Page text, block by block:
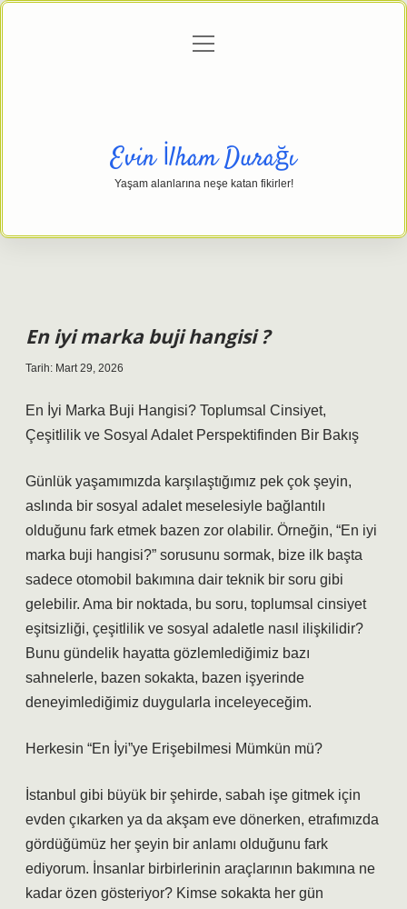
Gizlilik Politikası
menüyü
Evin İlham Durağı
Yaşam alanlarına neşe katan fikirler!
En iyi marka buji hangisi ?
Tarih: Mart 29, 2026
En İyi Marka Buji Hangisi? Toplumsal Cinsiyet,
Çeşitlilik ve Sosyal Adalet Perspektifinden Bir Bakış
Günlük yaşamımızda karşılaştığımız pek çok şeyin,
aslında bir sosyal adalet meselesiyle bağlantılı
olduğunu fark etmek bazen zor olabilir. Örneğin, “En iyi
marka buji hangisi?” sorusunu sormak, bize ilk başta
sadece otomobil bakımına dair teknik bir soru gibi
gelebilir. Ama bir noktada, bu soru, toplumsal cinsiyet
eşitsizliği, çeşitlilik ve sosyal adaletle nasıl ilişkilidir?
Bunu gündelik hayatta gözlemlediğimiz bazı
sahnelerle, bazen sokakta, bazen işyerinde
deneyimlediğimiz duygularla inceleyeceğim.
Herkesin “En İyi”ye Erişebilmesi Mümkün mü?
İstanbul gibi büyük bir şehirde, sabah işe gitmek için
evden çıkarken ya da akşam eve dönerken, etrafımızda
gördüğümüz her şeyin bir anlamı olduğunu fark
ediyorum. İnsanlar birbirlerinin araçlarının bakımına ne
kadar özen gösteriyor? Kimse sokakta her gün